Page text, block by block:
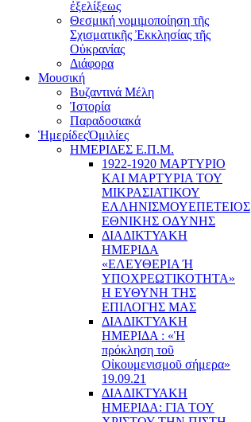
ἐξελίξεως
Θεσμική νομιμοποίηση τῆς
Σχισματικῆς Ἐκκλησίας τῆς
Οὐκρανίας
Διάφορα
Μουσική
Βυζαντινά Μέλη
Ἰστορία
Παραδοσιακά
ἩμερίδεςὉμιλίες
ΗΜΕΡΙΔΕΣ Ε.Π.Μ.
1922-1920 ΜΑΡΤΥΡΙΟ
ΚΑI ΜΑΡΤΥΡIΑ ΤΟΥ
ΜΙΚΡΑΣΙΑΤΙΚΟΥ
EΛΛΗΝΙΣΜΟΥEΠEΤΕΙΟΣ
EΘΝΙΚHΣ O∆YΝΗΣ
ΔΙΑΔΙΚΤΥΑΚΗ
ΗΜΕΡΙΔΑ
«EΛΕΥΘΕΡΙΑ Ή
YΠΟΧΡΕΩΤΙΚΟΤΗΤΑ»
Η ΕΥΘΥΝΗ ΤΗΣ
EΠΙΛΟΓΗΣ ΜΑΣ
ΔΙΑΔΙΚΤΥΑΚΗ
ΗΜΕΡΙΔΑ : «Ἡ
πρόκληση τοῦ
Οἰκουμενισμοῦ σήμερα»
19.09.21
ΔΙΑΔΙΚΤΥΑΚΗ
ΗΜΕΡΙΔΑ: ΓΙΑ ΤΟΥ